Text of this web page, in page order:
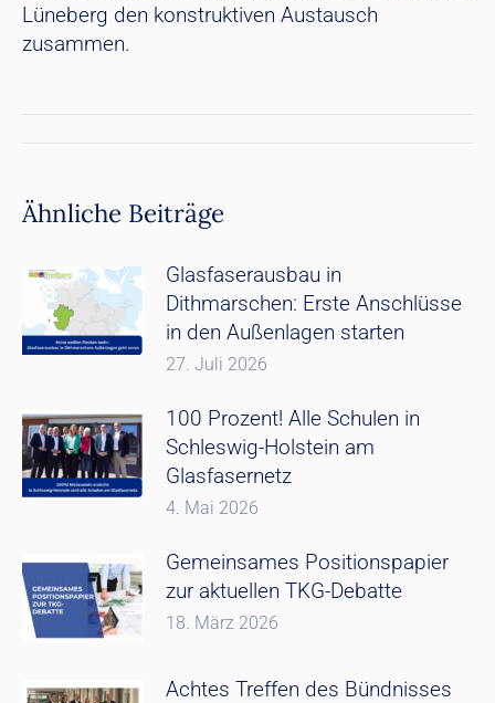
Lüneberg den konstruktiven Austausch
zusammen.
Ähnliche Beiträge
Glasfaserausbau in
Dithmarschen: Erste Anschlüsse
in den Außenlagen starten
27. Juli 2026
100 Prozent! Alle Schulen in
Schleswig-Holstein am
Glasfasernetz
4. Mai 2026
Gemeinsames Positionspapier
zur aktuellen TKG-Debatte
18. März 2026
Achtes Treffen des Bündnisses